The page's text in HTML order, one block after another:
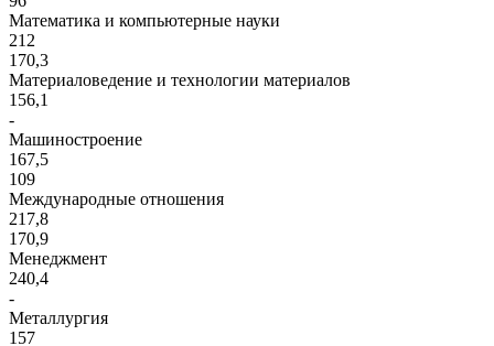
Математика и компьютерные науки
212
170,3
Материаловедение и технологии материалов
156,1
-
Машиностроение
167,5
109
Международные отношения
217,8
170,9
Менеджмент
240,4
-
Металлургия
157